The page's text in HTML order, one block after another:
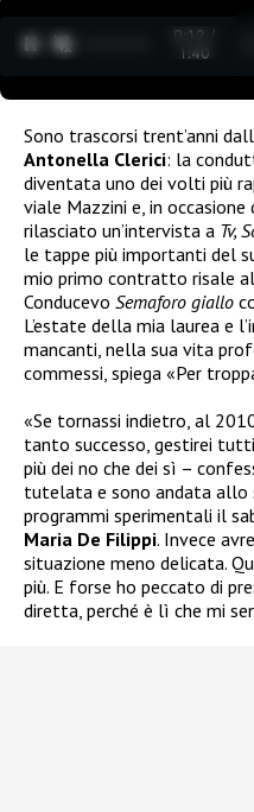
0:12 /
1:40
Sono trascorsi trent’anni
Antonella Clerici: la
diventata uno dei volti più
viale Mazzini e, in
rilasciato un’intervista a Tv,
le tappe più importanti del
mio primo contratto risale
Conducevo Semaforo giallo
L’estate della mia laurea e
mancanti, nella sua vita
commessi, spiega «Per
«Se tornassi indietro, al
tanto successo, gestirei
più dei no che dei sì –
tutelata e sono andata allo
programmi sperimentali il
Maria De Filippi. Invece
situazione meno delicata.
più. E forse ho peccato di
diretta, perché è lì che mi